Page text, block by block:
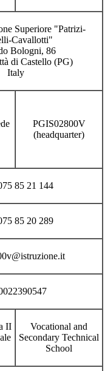
Superiore "Patrizi-
Cavallotti"
Bologni, 86
di Castello (PG)
Italy
PGIS02800V
(headquarter)
85 21 144
85 20 289
II
Vocational and
Secondary Technical
School